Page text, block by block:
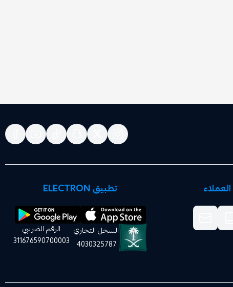
تطبيق ELECTRON
السجل التجاري
4030325787
الرقم الضريبي
311676590700003